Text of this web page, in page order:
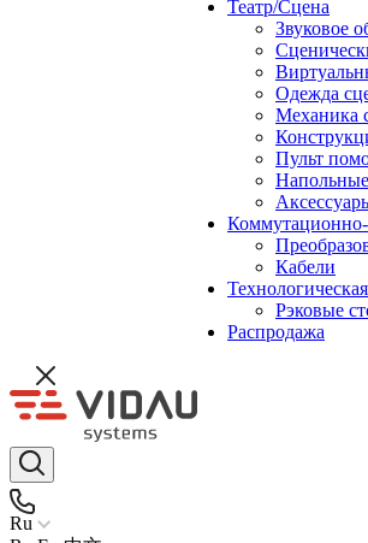
Театр/Сцена
Звуковое
Одежда
Механика
Пульт
Коммутационно-
Кабели
Рэковые
Распродажа
Ru